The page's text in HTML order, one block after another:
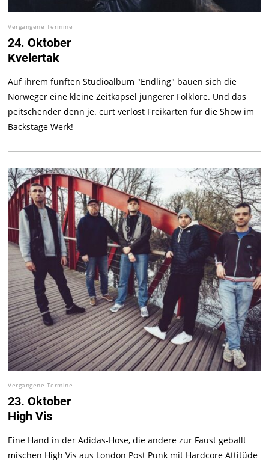
Vergangene Termine
24. Oktober
Kvelertak
Auf ihrem fünften Studioalbum "Endling" bauen sich die
Norweger eine kleine Zeitkapsel jüngerer Folklore. Und das
peitschender denn je. curt verlost Freikarten für die Show im
Backstage Werk!
Vergangene Termine
23. Oktober
High Vis
Eine Hand in der Adidas-Hose, die andere zur Faust geballt
mischen High Vis aus London Post Punk mit Hardcore Attitüde